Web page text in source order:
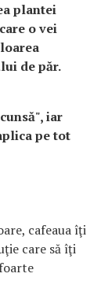
plantei
o vei
de păr.
iar
pe tot
cafeaua îţi
care să îţi